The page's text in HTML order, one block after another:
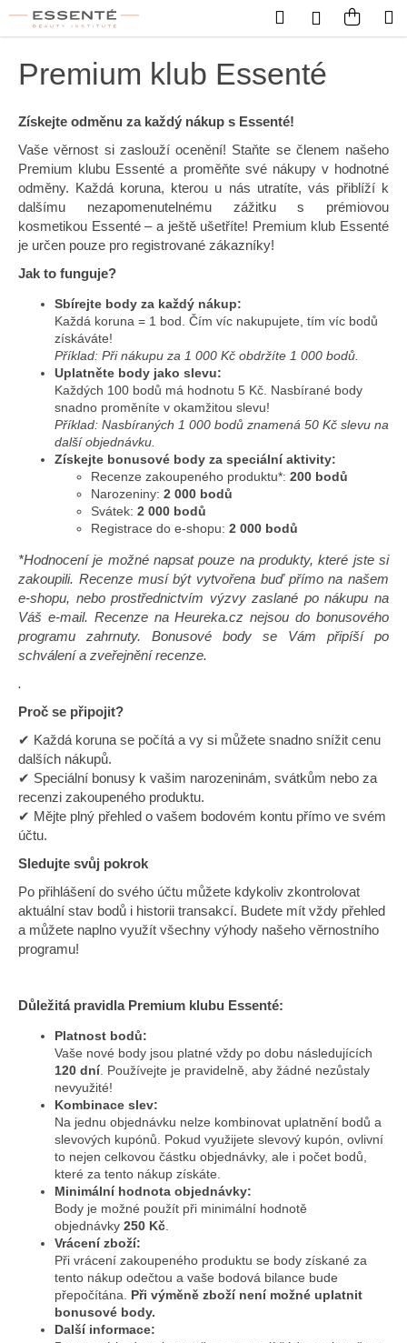
HledatPřihlášení
Premium klub Essenté
Získejte odměnu za každý nákup s Essenté!
Vaše věrnost si zaslouží ocenění! Staňte se členem našeho
Premium klubu Essenté a proměňte své nákupy v hodnotné
odměny. Každá koruna, kterou u nás utratíte, vás přiblíží k
dalšímu nezapomenutelnému zážitku s prémiovou
kosmetikou Essenté – a ještě ušetříte! Premium klub Essenté
je určen pouze pro registrované zákazníky!
Jak to funguje?
Sbírejte body za každý nákup:
Každá koruna = 1 bod. Čím víc nakupujete, tím víc bodů
získáváte!
Příklad: Při nákupu za 1 000 Kč obdržíte 1 000 bodů.
Uplatněte body jako slevu:
Každých 100 bodů má hodnotu 5 Kč. Nasbírané body
snadno proměníte v okamžitou slevu!
Příklad: Nasbíraných 1 000 bodů znamená 50 Kč slevu na
další objednávku.
Získejte bonusové body za speciální aktivity:
Recenze zakoupeného produktu*: 200 bodů
Narozeniny: 2 000 bodů
Svátek: 2 000 bodů
Registrace do e-shopu: 2 000 bodů
*Hodnocení je možné napsat pouze na produkty, které jste si
zakoupili. Recenze musí být vytvořena buď přímo na našem
e-shopu, nebo prostřednictvím výzvy zaslané po nákupu na
Váš e-mail. Recenze na Heureka.cz nejsou do bonusového
programu zahrnuty. Bonusové body se Vám připíší po
schválení a zveřejnění recenze.
.
Proč se připojit?
✔ Každá koruna se počítá a vy si můžete snadno snížit cenu
dalších nákupů.
✔ Speciální bonusy k vašim narozeninám, svátkům nebo za
recenzi zakoupeného produktu.
✔ Mějte plný přehled o vašem bodovém kontu přímo ve svém
účtu.
Sledujte svůj pokrok
Po přihlášení do svého účtu můžete kdykoliv zkontrolovat
aktuální stav bodů i historii transakcí. Budete mít vždy přehled
a můžete naplno využít všechny výhody našeho věrnostního
programu!
Důležitá pravidla Premium klubu Essenté:
Platnost bodů:
Vaše nové body jsou platné vždy po dobu následujících
120 dní. Používejte je pravidelně, aby žádné nezůstaly
nevyužité!
Kombinace slev:
Na jednu objednávku nelze kombinovat uplatnění bodů a
slevových kupónů. Pokud využijete slevový kupón, ovlivní
to nejen celkovou částku objednávky, ale i počet bodů,
které za tento nákup získáte.
Minimální hodnota objednávky:
Body je možné použít při minimální hodnotě
objednávky 250 Kč
Vrácení zboží:
Při vrácení zakoupeného produktu se body získané za
tento nákup odečtou a vaše bodová bilance bude
přepočítána. Při výměně zboží není možné uplatnit
bonusové body.
Další informace:
Košík
o
p
o
t
ř
e
b
HLEDAT
o
p
o
r
u
č
u
j
m
e
ČISTICÍ
330